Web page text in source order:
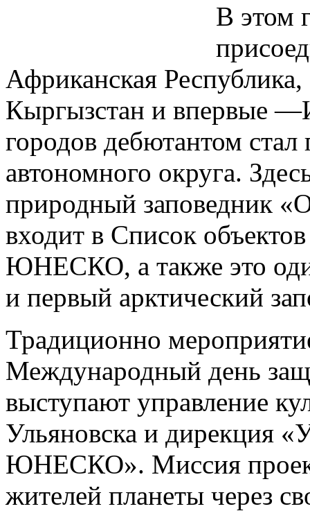
В этом
Африканская
Кыргызстан и впервые
городов дебютантом стал
автономного округа.
природный заповедник
входит в Список
ЮНЕСКО, а также это
и первый арктический
Традиционно
Международный день
выступают управление
Ульяновска и дирекция
ЮНЕСКО». Миссия
жителей планеты через